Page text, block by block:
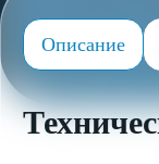
Описание